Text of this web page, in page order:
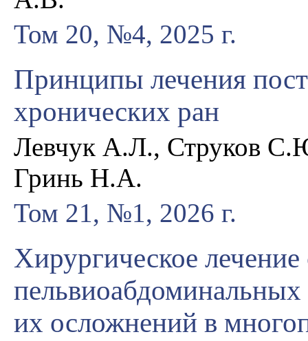
Том 20, №4, 2025 г.
Принципы лечения
хронических ран
Левчук А.Л., Струков
Гринь Н.А.
Том 21, №1, 2026 г.
Хирургическое
их осложнений в